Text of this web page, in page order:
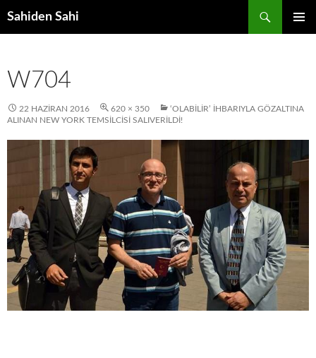
Sahiden Sahi
W704
22 HAZIRAN 2016 620 × 350
‘OLABILIR’ İHBARIYLA GÖZALTINA
ALINAN NEW YORK TEMSILCISI SALIVERILDI!